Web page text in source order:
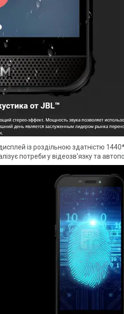
із роздільною здатністю
потреби у відеозв'язку та